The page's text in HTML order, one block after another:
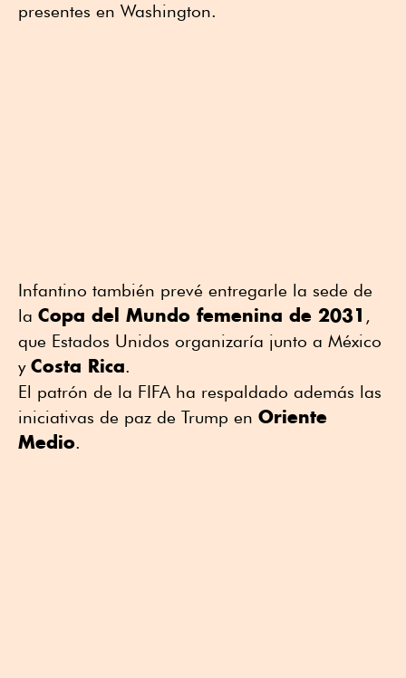
presentes en Washington.
Infantino también prevé entregarle la sede de
la Copa del Mundo femenina de 2031 ,
que Estados Unidos organizaría junto a México
y Costa Rica.
El patrón de la FIFA ha respaldado además las
iniciativas de paz de Trump en Oriente
Medio.